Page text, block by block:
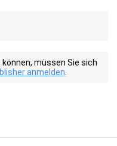
müssen Sie sich
anmelden